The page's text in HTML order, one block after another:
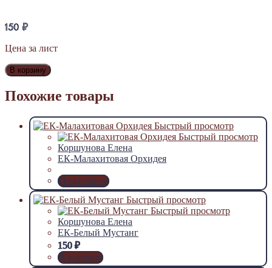
150₽
Цена за лист
В корзину
Похожие товары
Быстрый просмотр
Быстрый просмотр
Коршунова Елена
ЕК-Малахитовая Орхидея
Подробнее
Быстрый просмотр
Быстрый просмотр
Коршунова Елена
ЕК-Белый Мустанг
150₽
В корзину